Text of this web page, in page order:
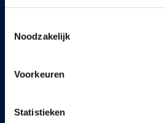
Noodzakelijk
Voorkeuren
Statistieken
Continia Banking